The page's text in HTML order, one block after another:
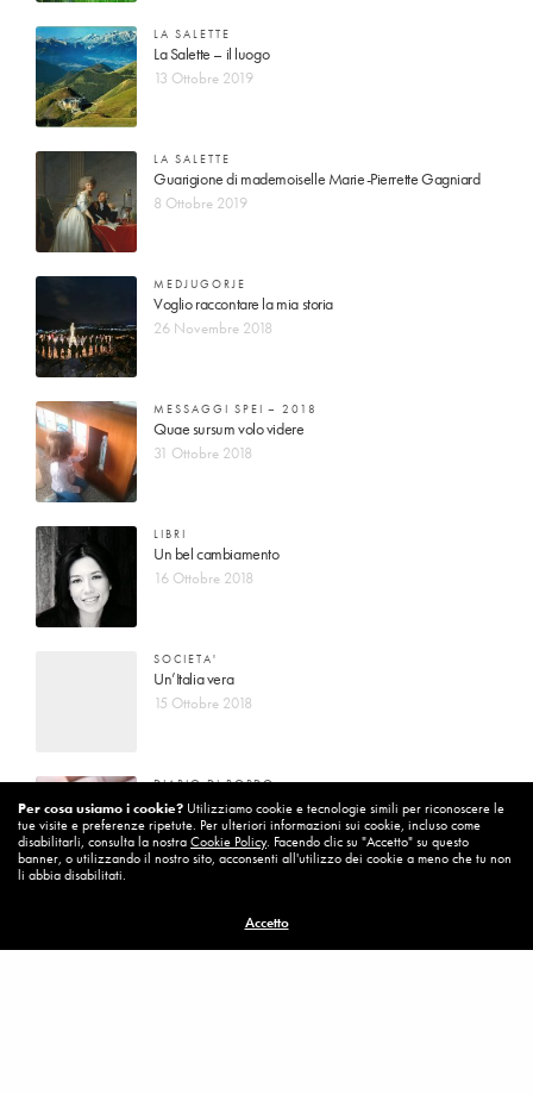
LA SALETTE
La Salette – il luogo
13 Ottobre 2019
LA SALETTE
Guarigione di mademoiselle Marie-Pierrette Gagniard
8 Ottobre 2019
MEDJUGORJE
Voglio raccontare la mia storia
26 Novembre 2018
MESSAGGI SPEI – 2018
Quae sursum volo videre
31 Ottobre 2018
LIBRI
Un bel cambiamento
16 Ottobre 2018
SOCIETA'
Un’Italia vera
15 Ottobre 2018
DIARIO DI BORDO
La vita vince sempre
8 Ottobre 2018
Per cambiare ci vuole coraggio
8 Ottobre 2018
Per cosa usiamo i cookie? Utilizziamo cookie e tecnologie simili per riconoscere le
tue visite e preferenze ripetute. Per ulteriori informazioni sui cookie, incluso come
disabilitarli, consulta la nostraCookie Policy. Facendo clic su "Accetto" su questo
banner, o utilizzando il nostro sito, acconsenti all'utilizzo dei cookie a meno che tu non
li abbia disabilitati.
Accetto